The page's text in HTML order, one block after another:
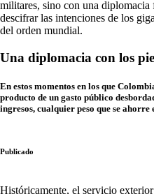
militares, sino con una
descifrar las intenciones de los
del orden mundial.
Una diplomacia con los
En estos momentos en los que
producto de un gasto público
ingresos, cualquier peso que se ahorre
Publicado
Históricamente, el servicio